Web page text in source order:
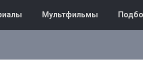
Мультфильмы